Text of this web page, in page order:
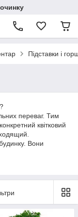
Підставки і
переваг. Тим
квітковий
Вони
щоб квіти
час існує безліч
і колірними